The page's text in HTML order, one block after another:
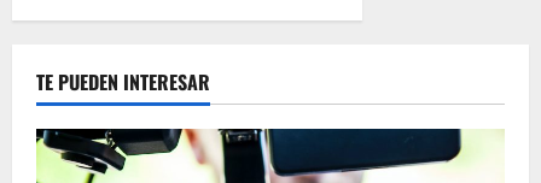
de
entradas
TE PUEDEN INTERESAR